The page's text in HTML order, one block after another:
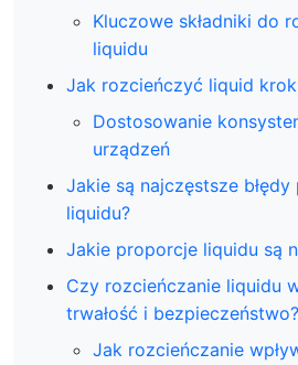
Kluczowe składniki do
liquidu
Jak rozcieńczyć liquid
Dostosowanie
urządzeń
Jakie są najczęstsze
liquidu?
Jakie proporcje liquidu są
Czy rozcieńczanie liquidu
trwałość i bezpieczeństwo?
Jak rozcieńczanie